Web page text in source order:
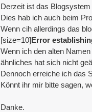
Derzeit ist das Blogsystem
Dies hab ich auch beim
Wenn cih allerdings das
[size=10]Error
Wenn ich den alten
ähnliches hat sich nicht
Dennoch erreiche ich das
Könnt ihr mir bitte sagen,
Danke.